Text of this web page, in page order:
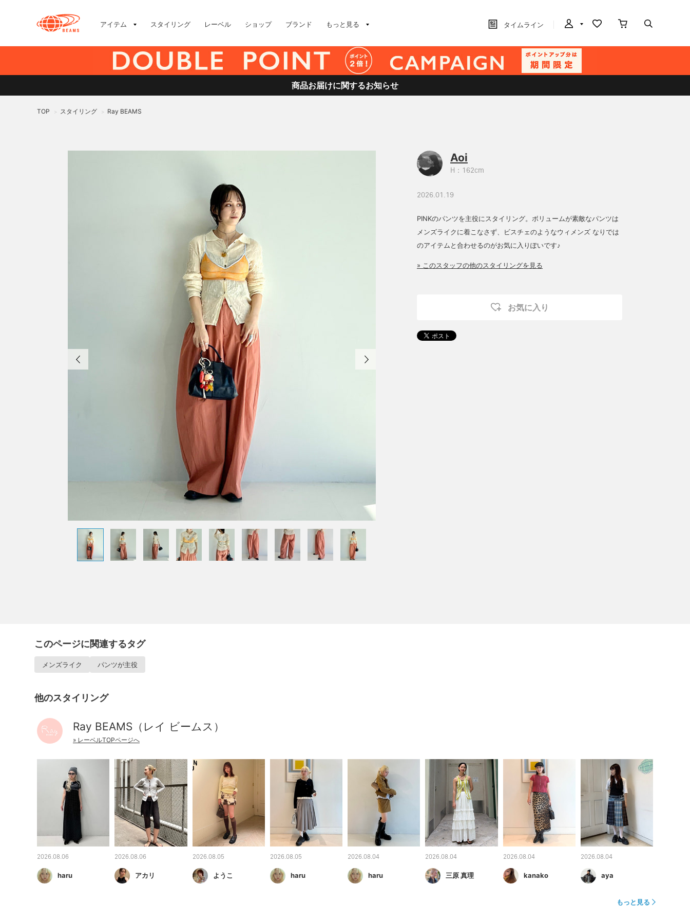
アイテム スタイリング レーベル ショップ ブランド もっと見る タイムライン
商品お届けに関するお知らせ
TOP > スタイリング > Ray BEAMS
Aoi
H：162cm
2026.01.19
PINKのパンツを主役にスタイリング。ボリュームが素敵なパンツは
メンズライクに着こなさず、ビスチェのようなウィメンズ なりでは
のアイテムと合わせるのがお気に入りぽいです♪
» このスタッフの他のスタイリングを見る
お気に入り
このページに関連するタグ
メンズライク パンツが主役
他のスタイリング
Ray BEAMS（レイ ビームス）
» レーベルTOPページへ
2026.08.06
haru
2026.08.06
アカリ
2026.08.05
ようこ
2026.08.05
haru
2026.08.04
haru
2026.08.04
三原 真理
2026.08.04
kanako
2026.08.04
aya
もっと見る